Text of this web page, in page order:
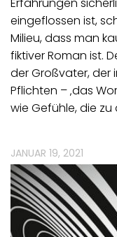
eingeflossen ist,
Milieu, dass man
fiktiver Roman ist.
der Großvater, der
Pflichten – ‚das
wie Gefühle, die
JANUAR 19, 2021